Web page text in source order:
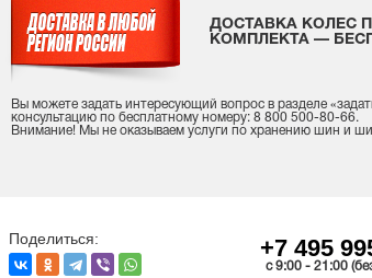
ДОСТАВКА КОЛЕС
КОМПЛЕКТА —
Вы можете задать интересующий вопрос в разделе «
консультацию по бесплатному номеру: 8 800 500-80-66.
Внимание! Мы не оказываем услуги по хранению шин и
Поделиться: +7 495
c 9:00 - 21:00